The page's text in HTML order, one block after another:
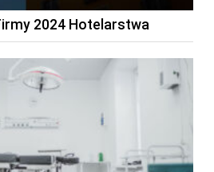
2024 Hotelarstwa